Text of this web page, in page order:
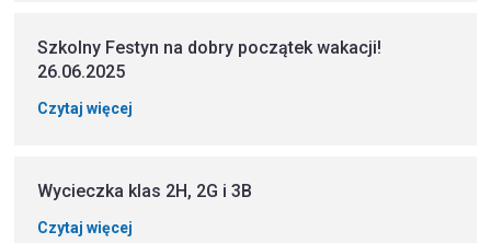
Szkolny Festyn na dobry początek wakacji!
26.06.2025
Czytaj więcej
Wycieczka klas 2H, 2G i 3B
Czytaj więcej